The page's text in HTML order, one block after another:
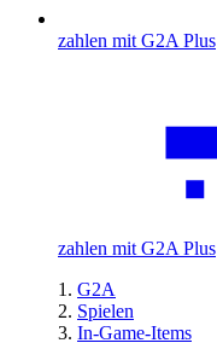
zahlen mit G2A Plus
zahlen mit G2A Plus
G2A
Spielen
In-Game-Items